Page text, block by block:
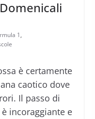
1,
è certamente
caotico dove
Il passo di
incoraggiante e